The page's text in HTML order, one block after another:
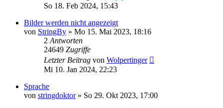
So 18. Feb 2024, 15:43
Bilder werden nicht angezeigt
von StringBy » Mo 15. Mai 2023, 18:16
2 Antworten
24649 Zugriffe
Letzter Beitrag von Wolpertinger
Mi 10. Jan 2024, 22:23
Sprache
von stringdoktor» So 29. Okt 2023, 17:00